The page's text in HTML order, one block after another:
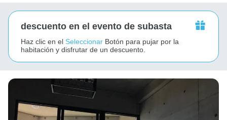
descuento en el evento de subasta
Haz clic en el Seleccionar Botón para pujar por la
habitación y disfrutar de un descuento.